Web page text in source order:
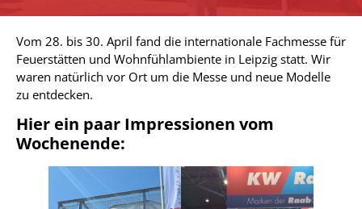
Vom 28. bis 30. April fand die internationale Fachmesse für
Feuerstätten und Wohnfühlambiente in Leipzig statt. Wir
waren natürlich vor Ort um die Messe und neue Modelle
zu entdecken.
Hier ein paar Impressionen vom
Wochenende: